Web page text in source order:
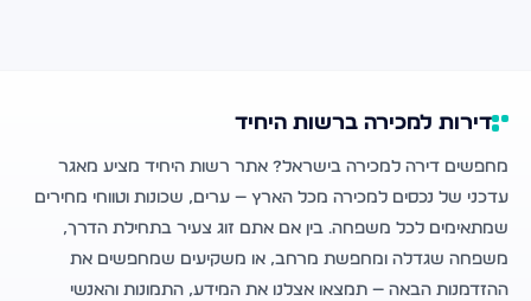
דירות למכירה ברשות היחיד
מחפשים דירה למכירה בישראל? אתר רשות היחיד מציע מאגר
עדכני של נכסים למכירה מכל הארץ — ערים, שכונות וטווחי מחירים
שמתאימים לכל משפחה. בין אם אתם זוג צעיר בתחילת הדרך,
משפחה שגדלה ומחפשת מרחב, או משקיעים שמחפשים את
ההזדמנות הבאה — תמצאו אצלנו את המידע, התמונות והאנשי